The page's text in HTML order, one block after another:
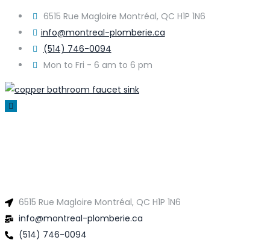
6515 Rue Magloire Montréal, QC H1P 1N6
info@montreal-plomberie.ca
(514) 746-0094
Mon to Fri - 6 am to 6 pm
6515 Rue Magloire Montréal, QC H1P 1N6
info@montreal-plomberie.ca
(514) 746-0094